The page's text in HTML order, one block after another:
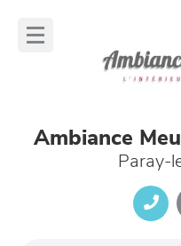
Ambiance
Paray-